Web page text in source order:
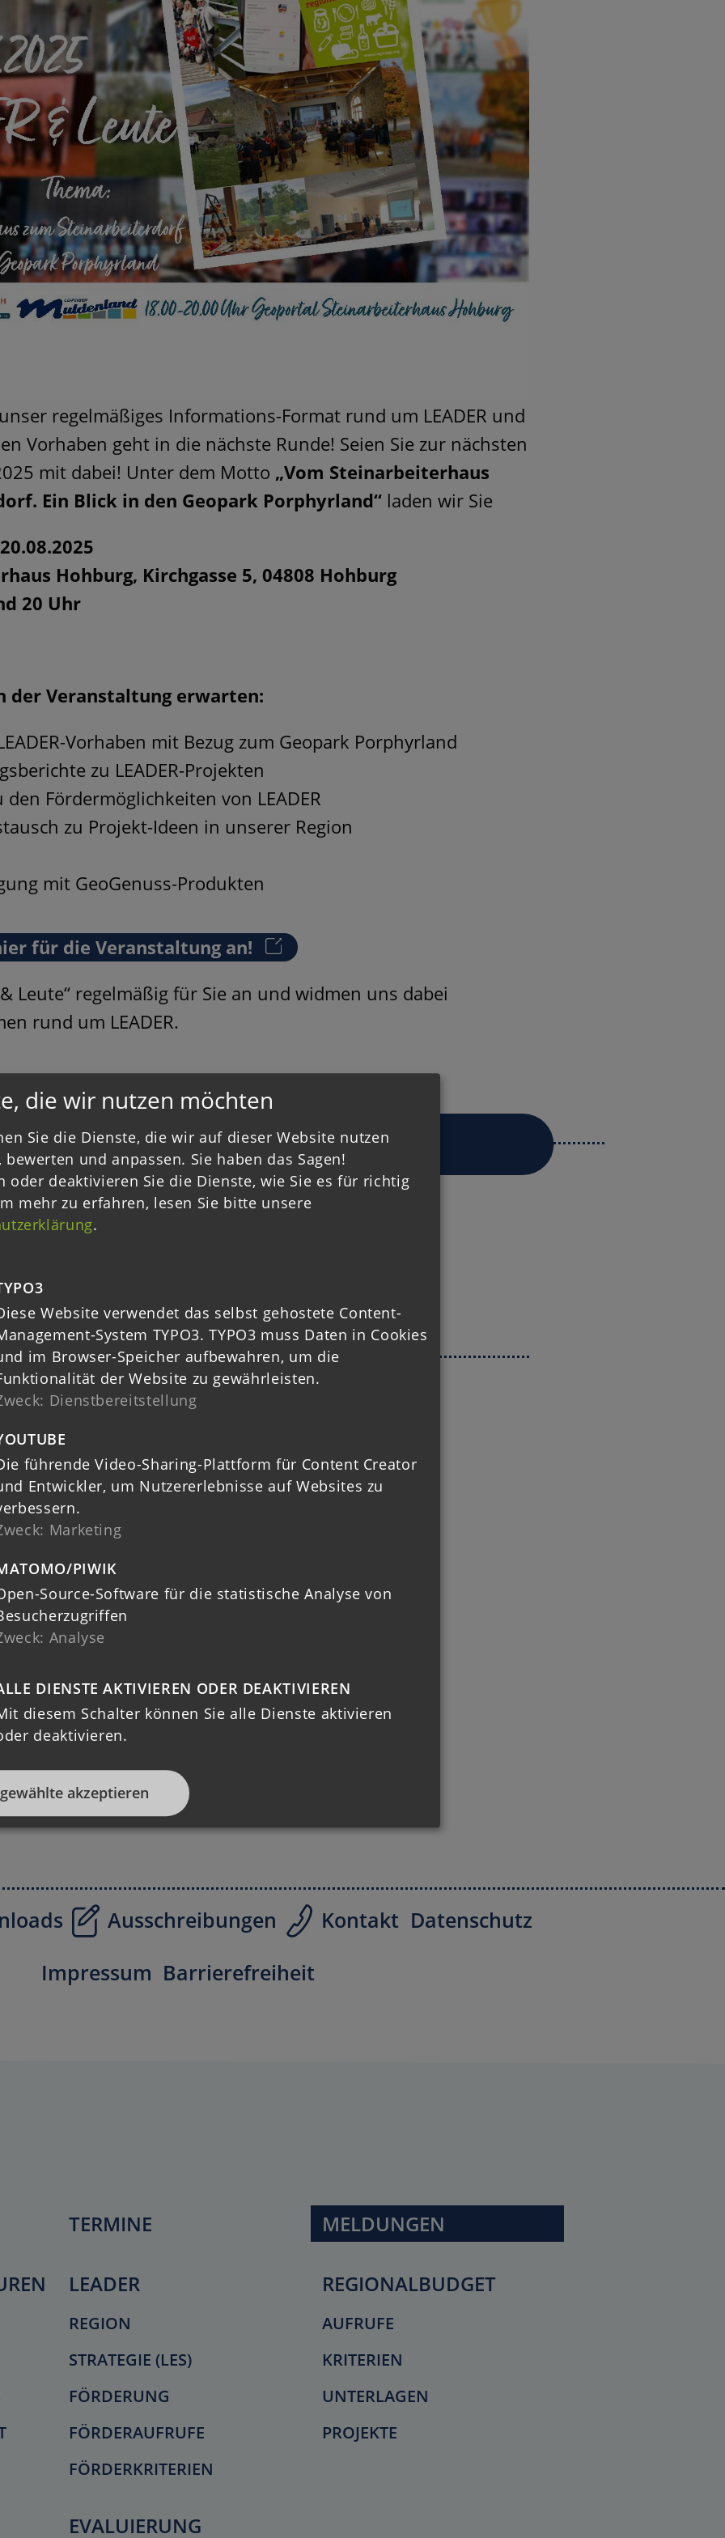
unser regelmäßiges Informations-Format rund um LEADER und
Vorhaben geht in die nächste Runde! Seien Sie zur nächsten
mit dabei! Unter dem Motto „Vom Steinarbeiterhaus
Ein Blick in den Geopark Porphyrland“laden wir Sie
Hohburg, Kirchgasse 5, 04808 Hohburg
20 Uhr
der Veranstaltung erwarten:
Vorhaben mit Bezug zum Geopark Porphyrland
zu LEADER-Projekten
Fördermöglichkeiten von LEADER
zu Projekt-Ideen in unserer Region
mit GeoGenuss-Produkten
für die Veranstaltung an!
Leute“ regelmäßig für Sie an und widmen uns dabei
rund um LEADER.
Zurück zur Übersicht
Ausschreibungen Kontakt Datenschutz
Impressum Barrierefreiheit
TERMINE MELDUNGEN
LEADER
REGION
STRATEGIE (LES)
FÖRDERUNG
FÖRDERAUFRUFE
FÖRDERKRITERIEN
REGIONALBUDGET
AUFRUFE
KRITERIEN
UNTERLAGEN
PROJEKTE
EVALUIERUNG
die wir nutzen möchten
Sie die Dienste, die wir auf dieser Website nutzen
und anpassen. Sie haben das Sagen!
oder deaktivieren Sie die Dienste, wie Sie es für richtig
mehr zu erfahren, lesen Sie bitte unsere
.
Website verwendet das selbst gehostete Content-
System TYPO3. TYPO3 muss Daten in Cookies
im Browser-Speicher aufbewahren, um die
der Website zu gewährleisten.
: Dienstbereitstellung
führende Video-Sharing-Plattform für Content Creator
Entwickler, um Nutzererlebnisse auf Websites zu
: Marketing
PIWIK
Source-Software für die statistische Analyse von
: Analyse
DIENSTE AKTIVIEREN ODER DEAKTIVIEREN
diesem Schalter können Sie alle Dienste aktivieren
deaktivieren.
akzeptieren